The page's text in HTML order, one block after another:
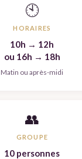
🕙
HORAIRES
10h → 12h
ou 16h → 18h
Matin ou après-midi
👥
GROUPE
10 personnes